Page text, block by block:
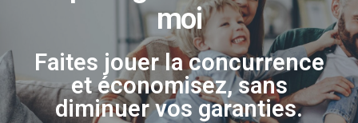
moi
Faites jouer la concurrence
et économisez, sans
diminuer vos garanties.